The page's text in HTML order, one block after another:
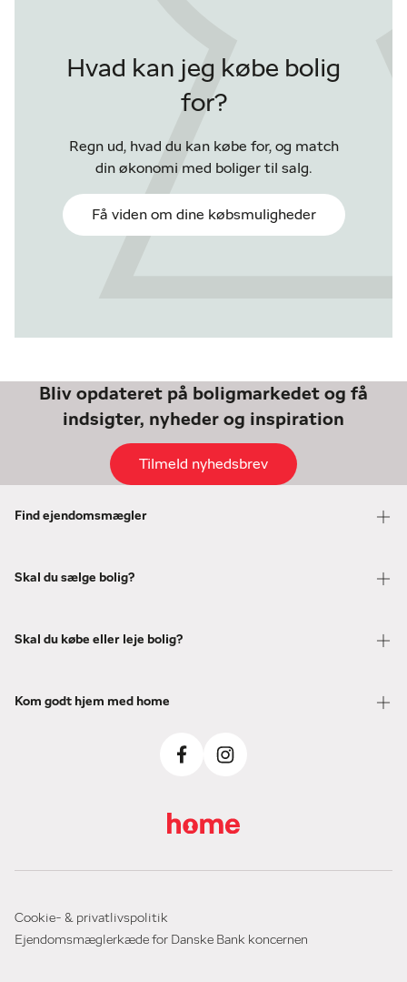
Hvad kan jeg købe bolig
for?
Regn ud, hvad du kan købe for, og match
din økonomi med boliger til salg.
Få viden om dine købsmuligheder
Bliv opdateret på boligmarkedet og få
indsigter, nyheder og inspiration
Tilmeld nyhedsbrev
Find ejendomsmægler
Skal du sælge bolig?
Skal du købe eller leje bolig?
Kom godt hjem med home
Cookie- & privatlivspolitik
Ejendomsmæglerkæde for Danske Bank koncernen